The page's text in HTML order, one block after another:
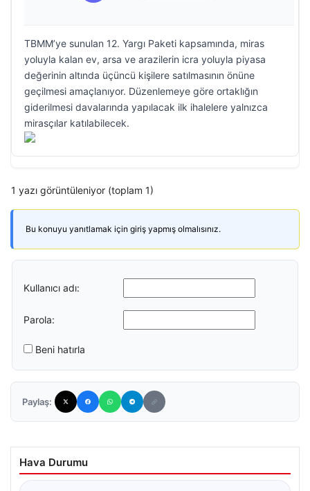
TBMM’ye sunulan 12. Yargı Paketi kapsamında, miras
yoluyla kalan ev, arsa ve arazilerin icra yoluyla piyasa
değerinin altında üçüncü kişilere satılmasının önüne
geçilmesi amaçlanıyor. Düzenlemeye göre ortaklığın
giderilmesi davalarında yapılacak ilk ihalelere yalnızca
mirasçılar katılabilecek.
1 yazı görüntüleniyor (toplam 1)
Bu konuyu yanıtlamak için giriş yapmış olmalısınız.
Kullanıcı adı:
Parola:
Beni hatırla
Paylaş:
Hava Durumu